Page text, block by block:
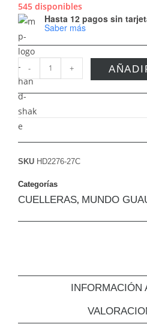
545 disponibles
Hasta 12 pagos sin
Saber más
- +
SKU HD2276-27C
Categorías
CUELLERAS, MUNDO
INFORMACIÓN